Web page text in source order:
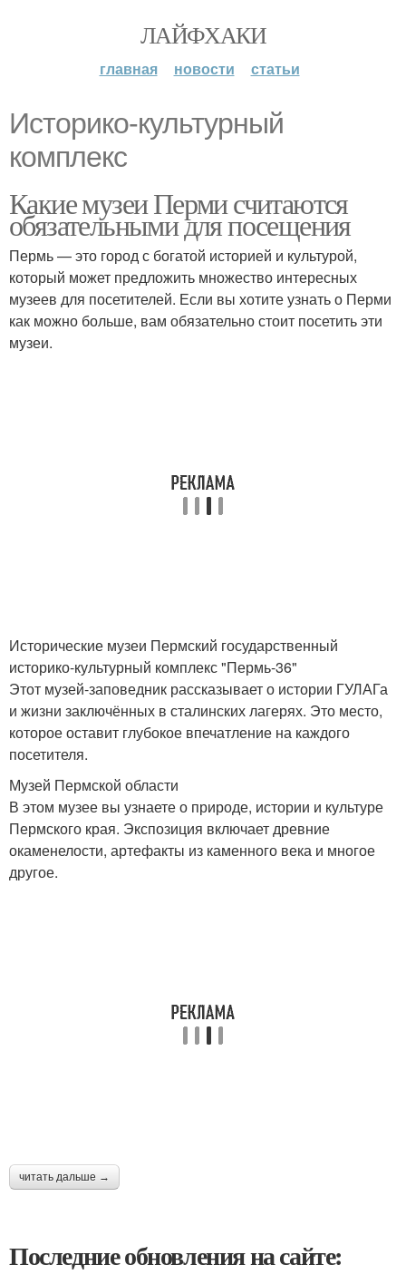
ЛАЙФХАКИ
главная новости статьи
Историко-культурный
комплекс
Какие музеи Перми считаются
обязательными для посещения
Пермь — это город с богатой историей и культурой,
который может предложить множество интересных
музеев для посетителей. Если вы хотите узнать о Перми
как можно больше, вам обязательно стоит посетить эти
музеи.
Исторические музеи Пермский государственный
историко-культурный комплекс "Пермь-36"
Этот музей-заповедник рассказывает о истории ГУЛАГа
и жизни заключённых в сталинских лагерях. Это место,
которое оставит глубокое впечатление на каждого
посетителя.
Музей Пермской области
В этом музее вы узнаете о природе, истории и культуре
Пермского края. Экспозиция включает древние
окаменелости, артефакты из каменного века и многое
другое.
читать дальше →
Последние обновления на сайте: